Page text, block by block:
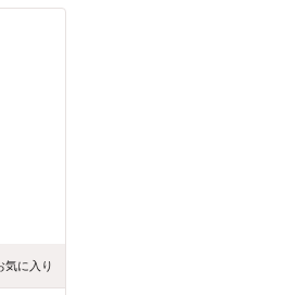
気に入り